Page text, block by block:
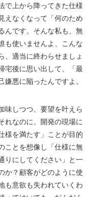
で上から降ってきた仕様
えなくなって「何のため
んです。そんな私も、無
も使いませんよ、こんな
、適当に終わらせましょ
宅後に思い出して、「最
悪に陥ったんですよ。
味しつつ、要望を叶えら
れなのに、開発の現場に
様を満たす」ことが目的
ことを想像し「仕様に無
りにしてください」と一
か？顧客がどのように使
も意欲も失われていくわ